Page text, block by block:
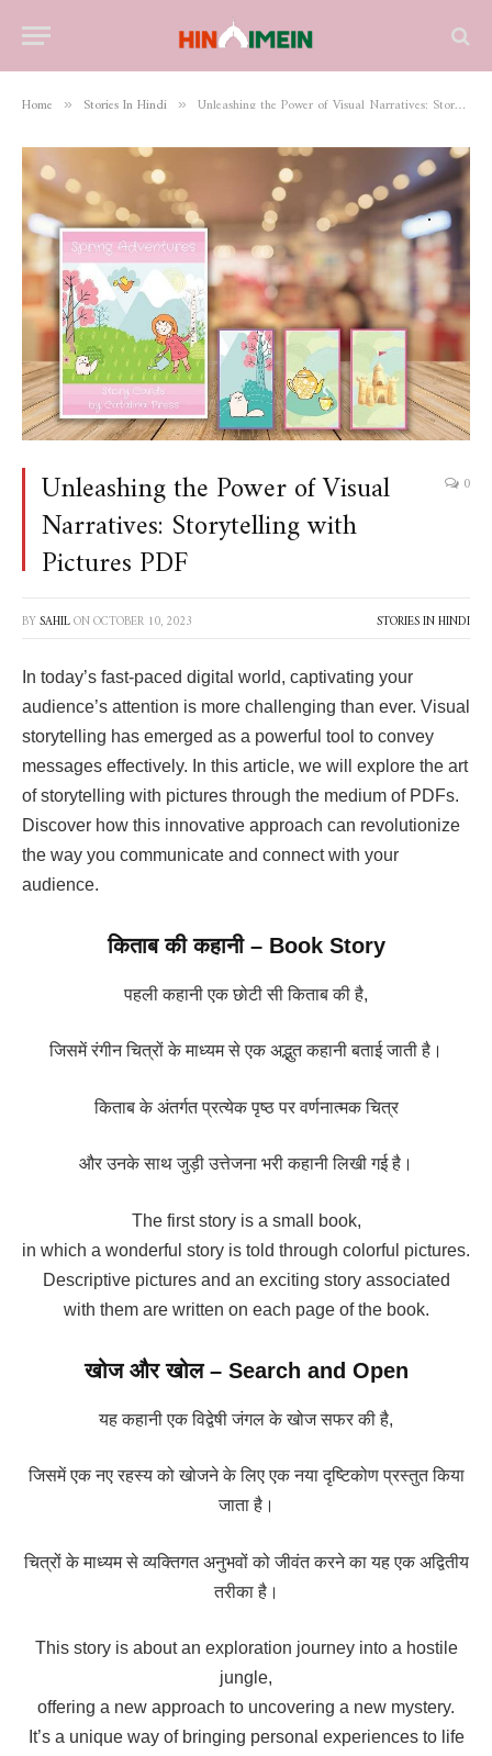
Home » Stories In Hindi » Unleashing the Power of Visual Narratives: Storytelling with Pictures PDF
Unleashing the Power of Visual
Narratives: Storytelling with
Pictures PDF
0
BYSAHILONOCTOBER 10, 2023 STORIES IN HINDI
In today’s fast-paced digital world, captivating your
audience’s attention is more challenging than ever. Visual
storytelling has emerged as a powerful tool to convey
messages effectively. In this article, we will explore the art
of storytelling with pictures through the medium of PDFs.
Discover how this innovative approach can revolutionize
the way you communicate and connect with your
audience.
किताब की कहानी – Book Story
पहली कहानी एक छोटी सी किताब की है,
जिसमें रंगीन चित्रों के माध्यम से एक अद्भुत कहानी बताई जाती है।
किताब के अंतर्गत प्रत्येक पृष्ठ पर वर्णनात्मक चित्र
और उनके साथ जुड़ी उत्तेजना भरी कहानी लिखी गई है।
The first story is a small book,
in which a wonderful story is told through colorful pictures.
Descriptive pictures and an exciting story associated
with them are written on each page of the book.
खोज और खोल – Search and Open
यह कहानी एक विद्वेषी जंगल के खोज सफर की है,
जिसमें एक नए रहस्य को खोजने के लिए एक नया दृष्टिकोण प्रस्तुत किया
जाता है।
चित्रों के माध्यम से व्यक्तिगत अनुभवों को जीवंत करने का यह एक अद्वितीय
तरीका है।
This story is about an exploration journey into a hostile
jungle,
offering a new approach to uncovering a new mystery.
It’s a unique way of bringing personal experiences to life